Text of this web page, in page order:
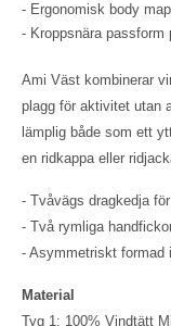
- Ergonomisk body
- Kroppsnära passform
Ami Väst kombinerar
plagg för aktivitet utan
lämplig både som ett
en ridkappa eller
- Tvåvägs dragkedja
- Två rymliga
- Asymmetriskt formad
Material
Tyg 1: 100% Vindtätt